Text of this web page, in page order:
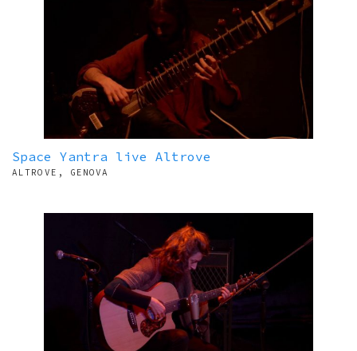
Space Yantra live Altrove
ALTROVE, GENOVA